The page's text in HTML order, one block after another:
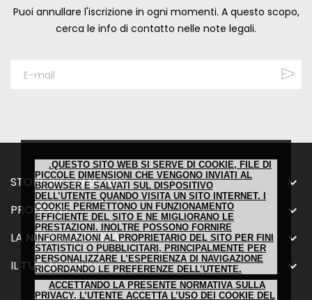
.QUESTO SITO WEB SI SERVE DI COOKIE, FILE DI
PICCOLE DIMENSIONI CHE VENGONO INVIATI AL
BROWSER E SALVATI SUL DISPOSITIVO
DELL’UTENTE QUANDO VISITA UN SITO INTERNET. I
COOKIE PERMETTONO UN FUNZIONAMENTO
EFFICIENTE DEL SITO E NE MIGLIORANO LE
PRESTAZIONI. INOLTRE POSSONO FORNIRE
INFORMAZIONI AL PROPRIETARIO DEL SITO PER FINI
STATISTICI O PUBBLICITARI, PRINCIPALMENTE PER
PERSONALIZZARE L’ESPERIENZA DI NAVIGAZIONE
RICORDANDO LE PREFERENZE DELL’UTENTE.
ACCETTANDO LA PRESENTE NORMATIVA SULLA
PRIVACY, L’UTENTE ACCETTA L’USO DEI COOKIE DEL
Puoi annullare l'iscrizione in ogni momenti. A questo scopo,
cerca le info di contatto nelle note legali.
STORE INFORMATION 
PRODOTTI 
LA NOSTRA AZIENDA 
IL TUO ACCOUNT 